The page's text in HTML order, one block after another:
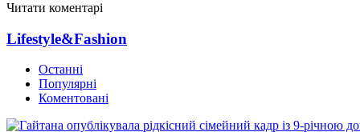
Читати коментарі
Lifestyle&Fashion
Останні
Популярні
Коментовані